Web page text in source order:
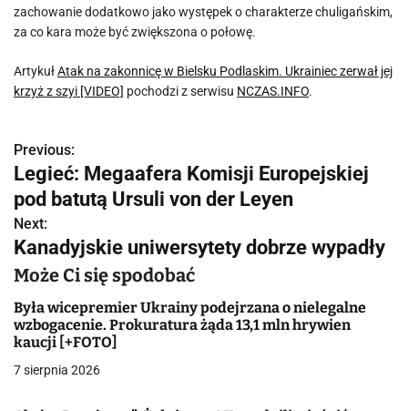
zachowanie dodatkowo jako występek o charakterze chuligańskim,
za co kara może być zwiększona o połowę.
ArtykułAtak na zakonnicę w Bielsku Podlaskim. Ukrainiec zerwał jej
krzyż z szyi [VIDEO] pochodzi z serwisu NCZAS.INFO.
N
a
w
i
a
c
Previous:
Legieć: Megaafera Komisji Europejskiej
pod batutą Ursuli von der Leyen
Next:
Kanadyjskie uniwersytety dobrze wypadły
Może Ci się spodobać
Była wicepremier Ukrainy podejrzana o nielegalne
wzbogacenie. Prokuratura żąda 13,1 mln hrywien
kaucji [+FOTO]
7 sierpnia 2026